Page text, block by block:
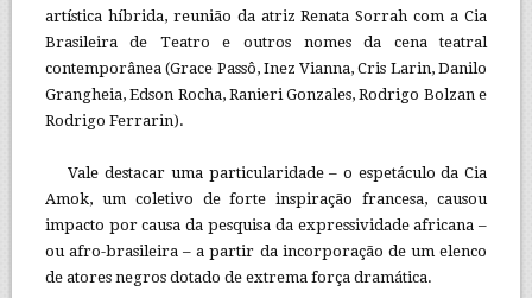
artística híbrida, reunião da atriz Renata Sorrah com a Cia
Brasileira de Teatro e outros nomes da cena teatral
contemporânea (Grace Passô, Inez Vianna, Cris Larin, Danilo
Grangheia, Edson Rocha, Ranieri Gonzales, Rodrigo Bolzan e
Rodrigo Ferrarin).
Vale destacar uma particularidade – o espetáculo da Cia
Amok, um coletivo de forte inspiração francesa, causou
impacto por causa da pesquisa da expressividade africana –
ou afro-brasileira – a partir da incorporação de um elenco
de atores negros dotado de extrema força dramática.